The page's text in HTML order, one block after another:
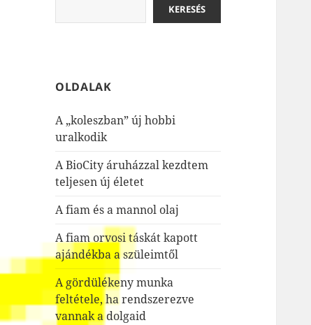
KERESÉS
OLDALAK
A „koleszban” új hobbi
uralkodik
A BioCity áruházzal kezdtem
teljesen új életet
A fiam és a mannol olaj
A fiam orvosi táskát kapott
ajándékba a szüleimtől
A gördülékeny munka
feltétele, ha rendszerezve
vannak a dolgaid